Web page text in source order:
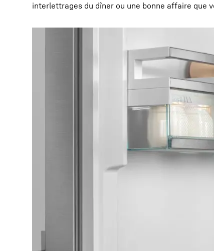
interlettrages du dîner ou une bonne affaire que